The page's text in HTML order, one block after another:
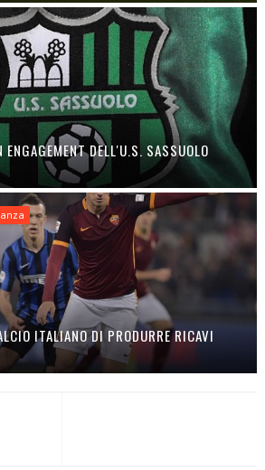
ENGAGEMENT DELL'U.S. SASSUOLO
ITALIANO DI PRODURRE RICAVI